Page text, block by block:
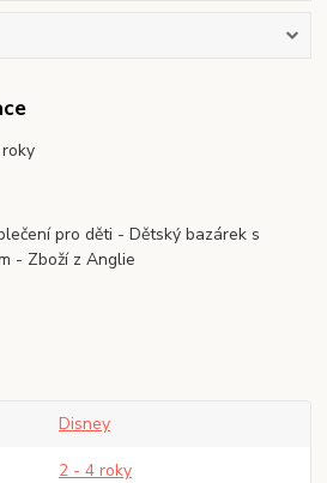
pro děti - Dětský bazárek s
- Zboží z Anglie
Disney
2 - 4 roky